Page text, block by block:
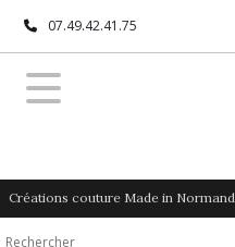
07.49.42.41.75
Créations couture Made in